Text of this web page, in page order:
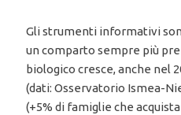
Gli strumenti informativi
un comparto sempre più
biologico cresce, anche nel
(dati: Osservatorio Ismea-
(+5% di famiglie che